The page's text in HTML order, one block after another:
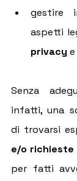
gestire
aspetti
privacy
Senza
infatti, una
di trovarsi
e/o richieste
per fatti